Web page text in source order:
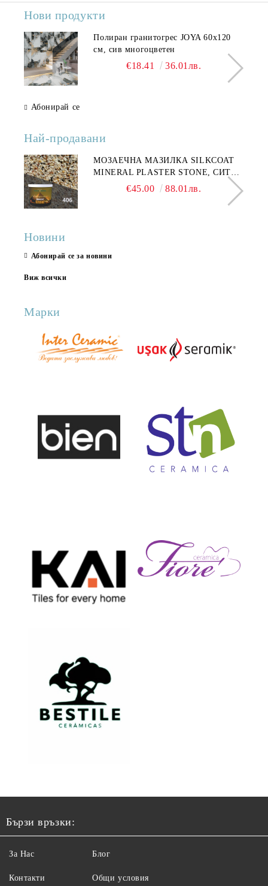
Нови продукти
Полиран гранитогрес JOYA 60x120
см, сив многоцветен
€18.41 36.01лв.
Абонирай се
Най-продавани
МОЗАЕЧНА МАЗИЛКА SILKCOAT
MINERAL PLASTER STONE, СИТЕН
КАМЪК 406 25КГ
€45.00 88.01лв.
Новини
Абонирай се за новини
Виж всички
Марки
Бързи връзки:
За Нас
Контакти
Блог
Общи условия